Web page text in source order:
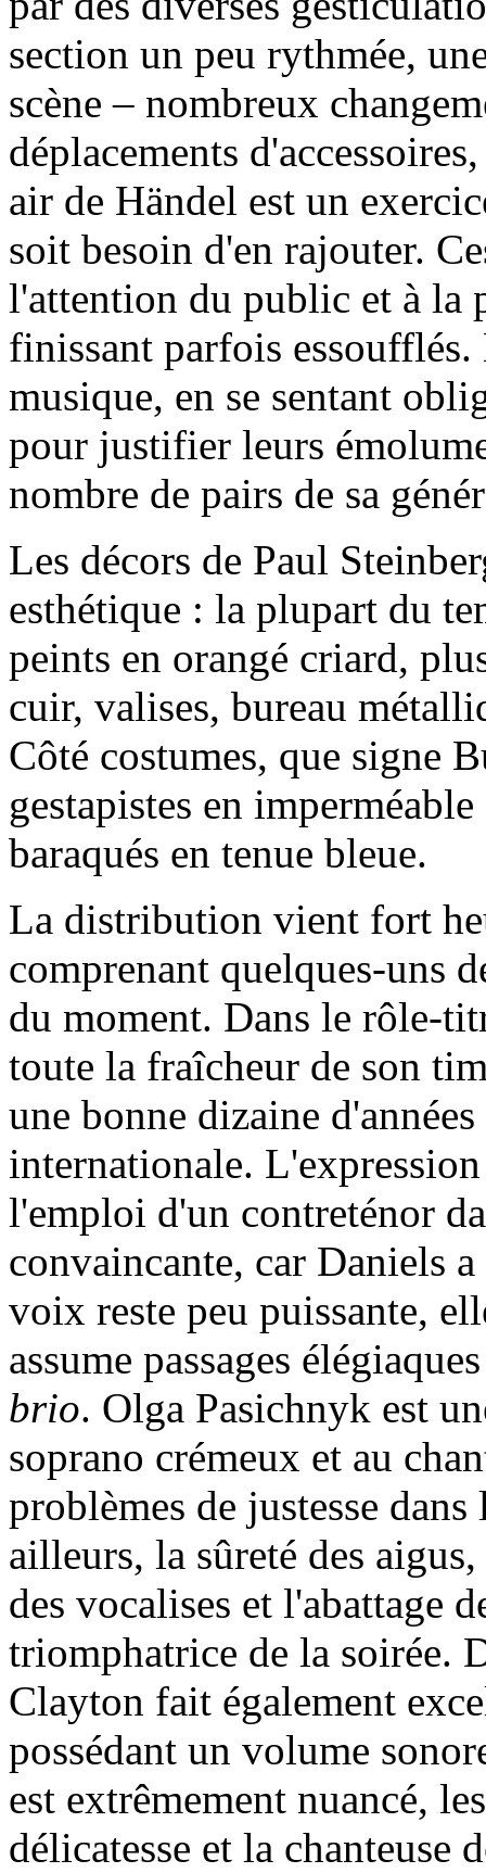
section un peu rythmée,
scène – nombreux
déplacements
air de Händel est un
soit besoin d'en rajouter.
l'attention du public et à la
finissant parfois
musique, en se sentant
pour justifier leurs
nombre de pairs de sa
Les décors de Paul
esthétique : la plupart du
peints en orangé criard,
cuir, valises, bureau
Côté costumes, que signe
gestapistes en
baraqués en tenue bleue.
La distribution vient fort
comprenant quelques-uns
du moment. Dans le rôle-
toute la fraîcheur de son
une bonne dizaine
internationale.
l'emploi d'un contreténor
convaincante, car Daniels
voix reste peu puissante,
assume passages
brio. Olga Pasichnyk est
soprano crémeux et au
problèmes de justesse
ailleurs, la sûreté des
des vocalises et l'abattage
triomphatrice de la soirée.
Clayton fait également
possédant un volume
est extrêmement nuancé,
délicatesse et la chanteuse